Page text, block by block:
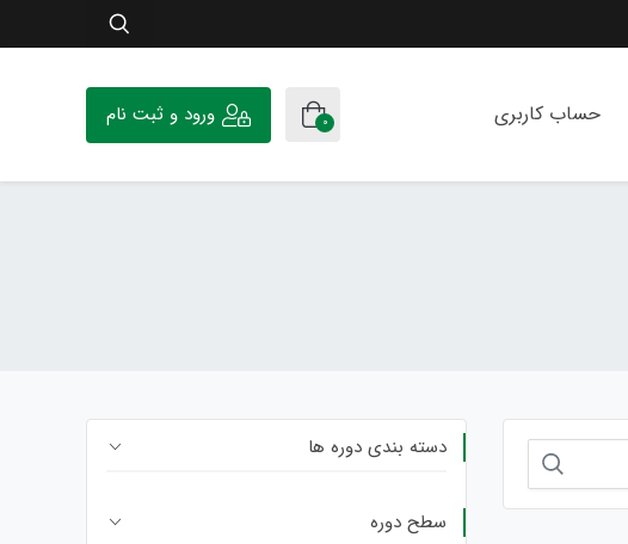
حساب کاربری 0 ورود و ثبت نام
دسته بندی دوره ها
سطح دوره